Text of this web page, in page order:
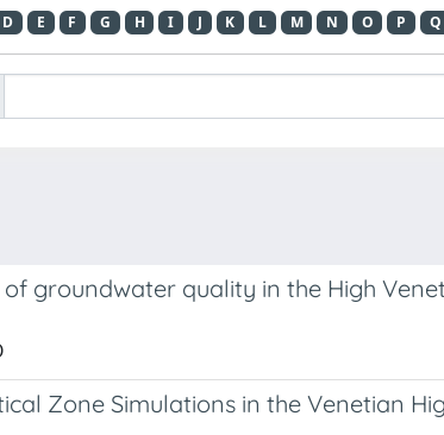
D E F G H I J K L M N O P Q
groundwater quality in the High
Zone Simulations in the Venetian